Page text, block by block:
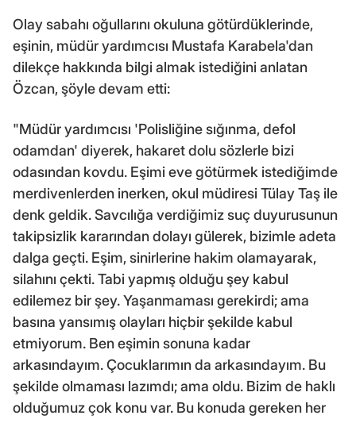
Olay sabahı oğullarını okuluna götürdüklerinde,
eşinin, müdür yardımcısı Mustafa Karabela'dan
dilekçe hakkında bilgi almak istediğini anlatan
Özcan, şöyle devam etti:
"Müdür yardımcısı 'Polisliğine sığınma, defol
odamdan' diyerek, hakaret dolu sözlerle bizi
odasından kovdu. Eşimi eve götürmek istediğimde
merdivenlerden inerken, okul müdiresi Tülay Taş ile
denk geldik. Savcılığa verdiğimiz suç duyurusunun
takipsizlik kararından dolayı gülerek, bizimle adeta
dalga geçti. Eşim, sinirlerine hakim olamayarak,
silahını çekti. Tabi yapmış olduğu şey kabul
edilemez bir şey. Yaşanmaması gerekirdi; ama
basına yansımış olayları hiçbir şekilde kabul
etmiyorum. Ben eşimin sonuna kadar
arkasındayım. Çocuklarımın da arkasındayım. Bu
şekilde olmaması lazımdı; ama oldu. Bizim de haklı
olduğumuz çok konu var. Bu konuda gereken her